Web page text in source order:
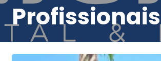
Profissionais